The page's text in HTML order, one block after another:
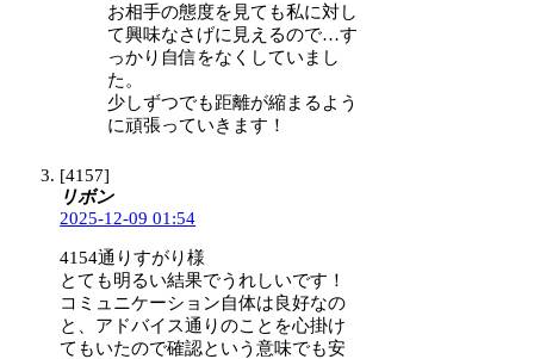
お相手の態度を見ても私に対し
て興味なさげに見えるので…す
っかり自信をなくしていまし
た。
少しずつでも距離が縮まるよう
に頑張っていきます！
[4157]
リボン
2025-12-09 01:54
4154通りすがり様
とても明るい結果でうれしいです！
コミュニケーション自体は良好なの
と、アドバイス通りのことを心掛け
てもいたので確認という意味でも安